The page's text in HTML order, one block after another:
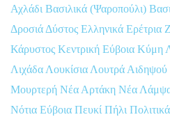
Αχλάδι Βασιλικά (Ψαροπούλι)
Δροσιά Δύστος Ελληνικά Ερέτρια
Κάρυστος Κεντρική Εύβοια Κύμη
Λιχάδα Λουκίσια Λουτρά Αιδηψού
Μουρτερή Νέα Αρτάκη Νέα
Νότια Εύβοια Πευκί Πήλι Πολιτικά